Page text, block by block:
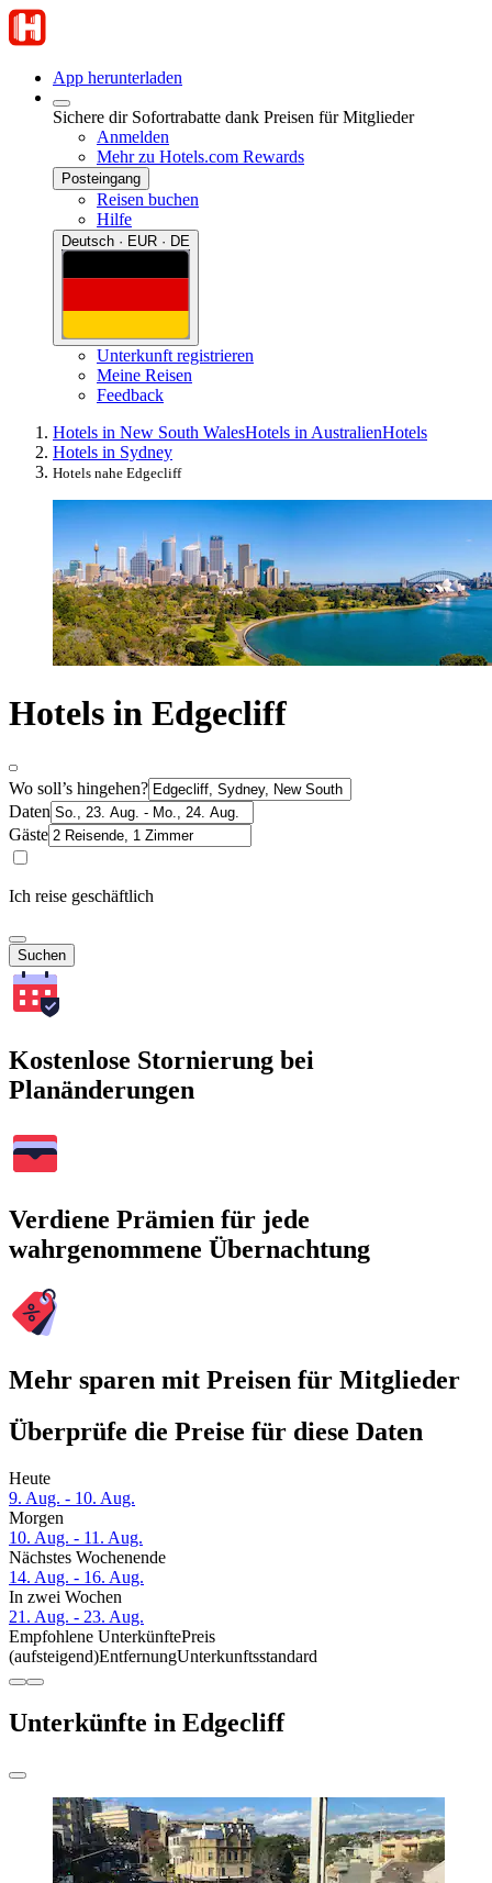
App herunterladen
Sichere dir Sofortrabatte dank Preisen für Mitglieder
Anmelden
Mehr zu Hotels.com Rewards
Posteingang
Reisen buchen
Hilfe
Deutsch · EUR · DE
Unterkunft registrieren
Meine Reisen
Feedback
Hotels in New South WalesHotels in AustralienHotels
Hotels in Sydney
Hotels nahe Edgecliff
Hotels in Edgecliff
Wo soll’s hingehen?
Daten
Gäste
Ich reise geschäftlich
Suchen
Kostenlose Stornierung bei
Planänderungen
Verdiene Prämien für jede
wahrgenommene Übernachtung
Mehr sparen mit Preisen für Mitglieder
Überprüfe die Preise für diese Daten
Heute
9. Aug. - 10. Aug.
Morgen
10. Aug. - 11. Aug.
Nächstes Wochenende
14. Aug. - 16. Aug.
In zwei Wochen
21. Aug. - 23. Aug.
Empfohlene UnterkünftePreis
(aufsteigend)EntfernungUnterkunftsstandard
Unterkünfte in Edgecliff